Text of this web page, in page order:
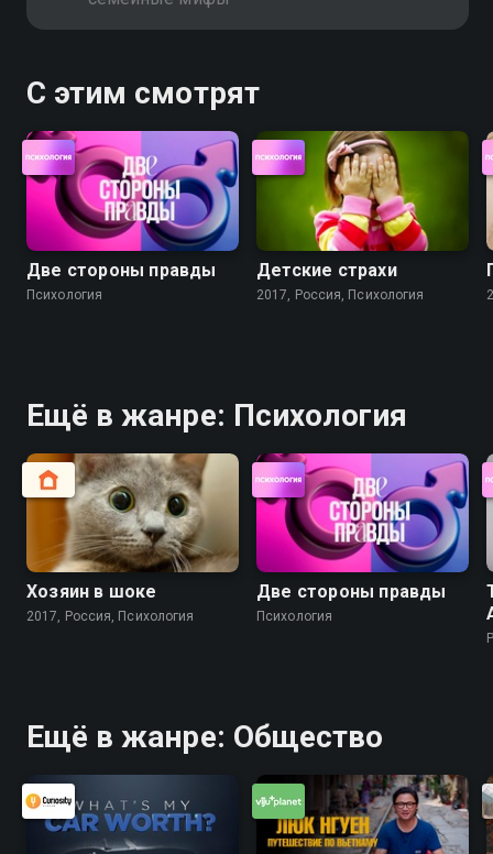
С этим смотрят
Две стороны правды
Психология
Детские страхи
2017, Россия, Психология
Ещё в жанре: Психология
Хозяин в шоке
2017, Россия, Психология
Две стороны правды
Психология
Ещё в жанре: Общество